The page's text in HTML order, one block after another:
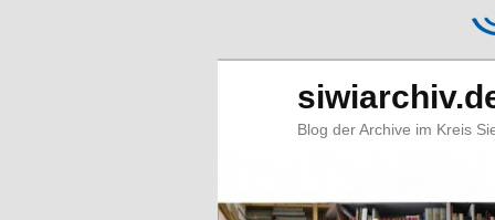
Blog der Archive im Kreis